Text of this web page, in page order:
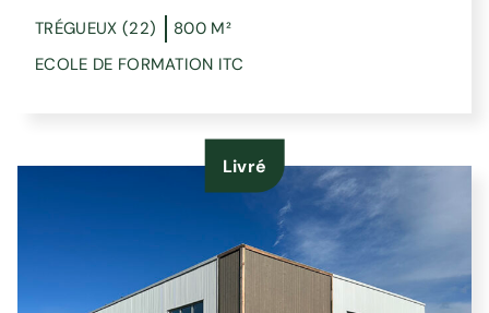
TRÉGUEUX (22)
800 M²
ECOLE DE FORMATION ITC
Livré